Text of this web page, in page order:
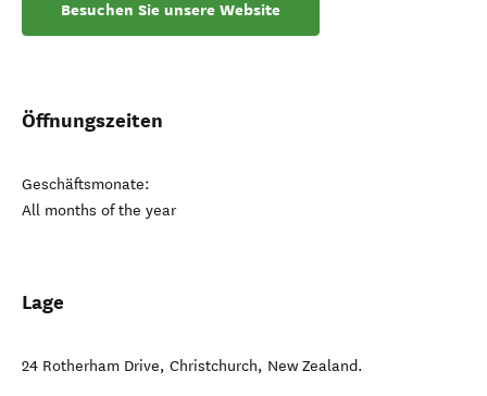
Besuchen Sie unsere Website
Öffnungszeiten
Geschäftsmonate:
All months of the year
Lage
24 Rotherham Drive, Christchurch, New Zealand.